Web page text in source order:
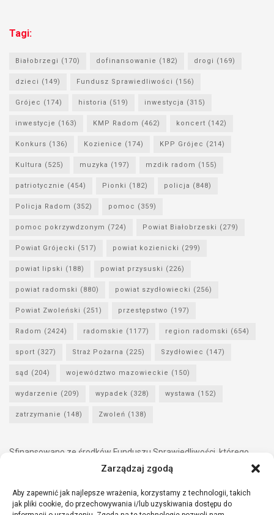
Zarządzaj zgodą
Aby zapewnić jak najlepsze wrażenia, korzystamy z technologii, takich
jak pliki cookie, do przechowywania i/lub uzyskiwania dostępu do
Tagi:
Białobrzegi (170) dofinansowanie (182) drogi (169)
dzieci (149) Fundusz Sprawiedliwości (156)
Grójec (174) historia (519) inwestycja (315)
inwestycje (163) KMP Radom (462) koncert (142)
Konkurs (136) Kozienice (174) KPP Grójec (214)
Kultura (525) muzyka (197) mzdik radom (155)
patriotycznie (454) Pionki (182) policja (848)
Policja Radom (352) pomoc (359)
pomoc pokrzywdzonym (724) Powiat Białobrzeski (279)
Powiat Grójecki (517) powiat kozienicki (299)
powiat lipski (188) powiat przysuski (226)
powiat radomski (880) powiat szydłowiecki (256)
Powiat Zwoleński (251) przestępstwo (197)
Radom (2424) radomskie (1177) region radomski (654)
sport (327) Straż Pożarna (225) Szydłowiec (147)
sąd (204) województwo mazowieckie (150)
wydarzenie (209) wypadek (328) wystawa (152)
zatrzymanie (148) Zwoleń (138)
Sfinansowano ze środków Funduszu Sprawiedliwości, którego
dysponentem jest Minister Sprawiedliwości.